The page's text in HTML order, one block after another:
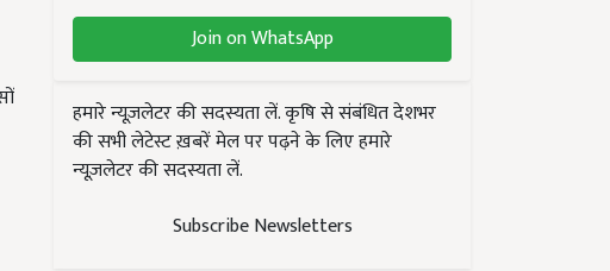
Join on WhatsApp
हमारे न्यूज़लेटर की सदस्यता लें. कृषि से संबंधित देशभर
की सभी लेटेस्ट ख़बरें मेल पर पढ़ने के लिए हमारे
न्यूज़लेटर की सदस्यता लें.
Subscribe Newsletters